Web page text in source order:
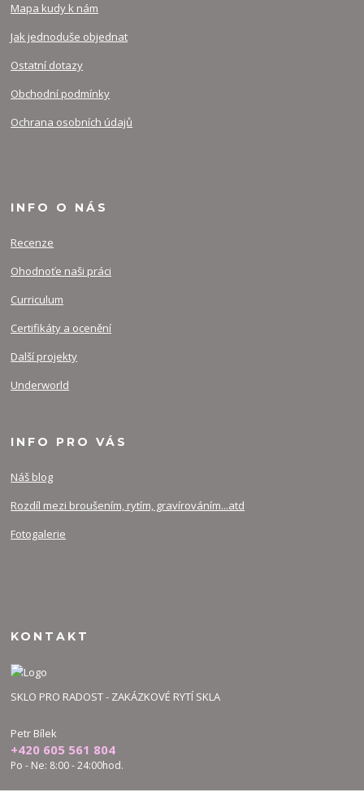
Mapa kudy k nám
Jak jednoduše objednat
Ostatní dotazy
Obchodní podmínky
Ochrana osobních údajů
INFO O NÁS
Recenze
Ohodnoťe naši práci
Curriculum
Certifikáty a ocenění
Další projekty
Underworld
INFO PRO VÁS
Náš blog
Rozdíl mezi broušením, rytím, gravírováním...atd
Fotogalerie
KONTAKT
SKLO PRO RADOST - ZAKÁZKOVÉ RYTÍ SKLA
Petr Bílek
+420 605 561 804
Po - Ne: 8:00 - 24:00hod.
bilek.petr@skloproradost.cz